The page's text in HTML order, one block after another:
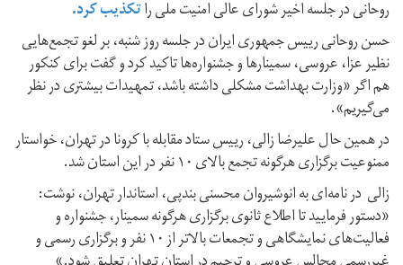
روحانی در جلسه اخیر شورای عالی امنیت ملی راتکذیب کرد.
حسن روحانی رییس جمهوری ایران در جلسه روز شنبه، بر لغو تجمع‌هایی
نظیر عزا، عروسی، سمینار‌ها و جشنواره‌ها تاکید کرد و گفت برای کنکور
هم اگر «وزارت بهداشت مشکلی داشته باشد، تمهیدات بیشتری در نظر
می‌گیریم».
در همین حال علیرضا زالی، رییس ستاد مقابله با کرونا در تهران، خواستار
ممنوعیت برگزاری هرگونه تجمع بالای ۱۰ نفر در این استان شد.
زالی در نامه‌‌ای به انوشیروان محسنی بندپی، استاندار تهران، نوشت:
«دستور فرمایید تا اطلاع ثانوی برگزاری هرگونه سمینار، جشنواره و
فعالیت‌‌های نمایشگاهی و تجمعات بالاتر از ۱۰ نفر و برگزاری رسمی و